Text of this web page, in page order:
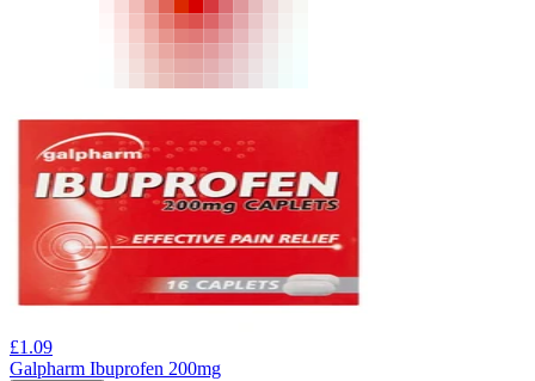
£1.09
Galpharm Ibuprofen 200mg